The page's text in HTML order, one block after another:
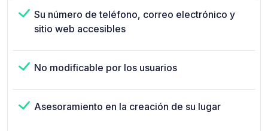
Su número de teléfono, correo electrónico y
sitio web accesibles
No modificable por los usuarios
Asesoramiento en la creación de su lugar